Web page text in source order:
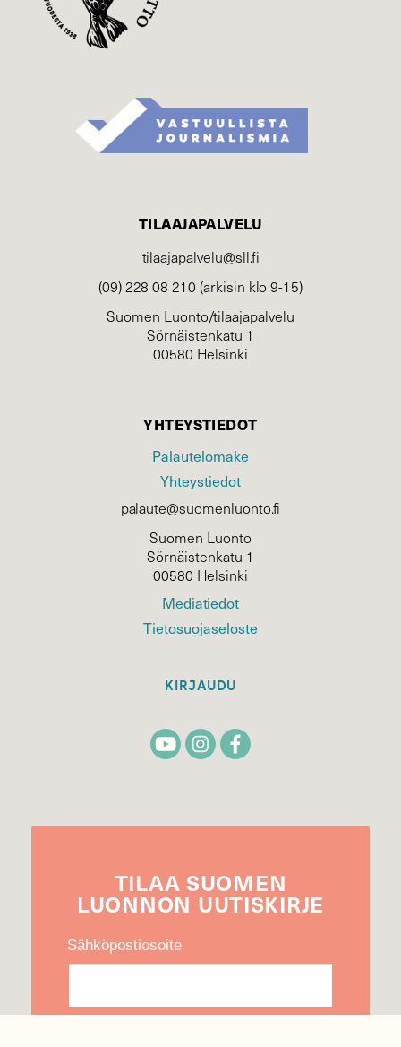
TILAAJAPALVELU
tilaajapalvelu@sll.fi
(09) 228 08 210 (arkisin klo 9-15)
Suomen Luonto/tilaajapalvelu
Sörnäistenkatu 1
00580 Helsinki
YHTEYSTIEDOT
Palautelomake
Yhteystiedot
palaute@suomenluonto.fi
Suomen Luonto
Sörnäistenkatu 1
00580 Helsinki
Mediatiedot
Tietosuojaseloste
KIRJAUDU
TILAA SUOMEN
LUONNON UUTIS­KIRJE
Sähköpostiosoite